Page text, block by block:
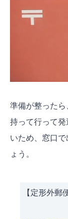
準備が整った
持って行って
いため、窓口
ょう。
【定形外郵